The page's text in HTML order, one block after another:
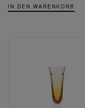
IN DEN WARENKORB